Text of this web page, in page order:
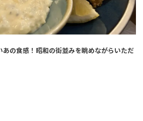
の食感！昭和の街並みを眺めながらいただ